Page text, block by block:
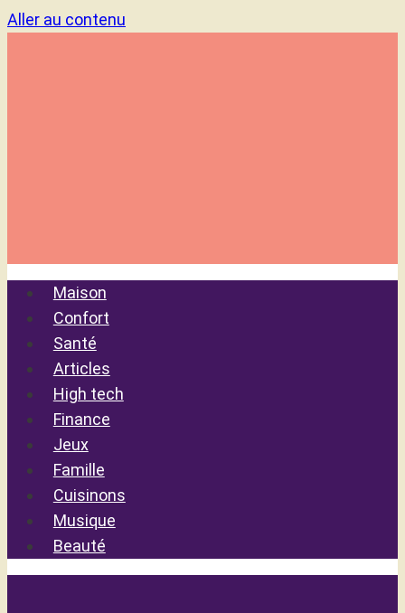
Aller au contenu
Maison
Confort
Santé
Articles
High tech
Finance
Jeux
Famille
Cuisinons
Musique
Beauté